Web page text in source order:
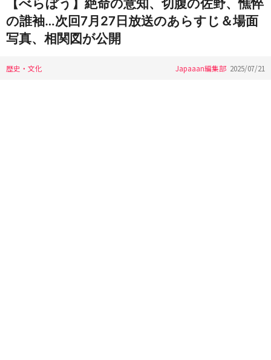
【べらぼう】絶命の意知、切腹の佐野、憔悴
の誰袖…次回7月27日放送のあらすじ＆場面
写真、相関図が公開
歴史・文化 Japaaan編集部 2025/07/21